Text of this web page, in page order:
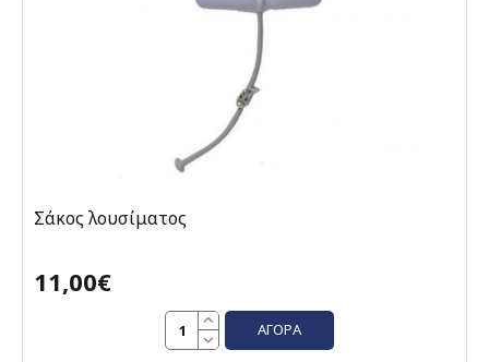
Σάκος λουσίματος
11,00€
ΑΓΟΡΆ